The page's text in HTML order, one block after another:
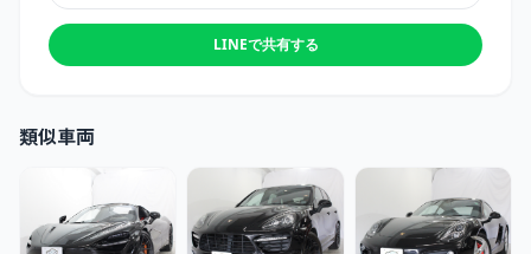
LINEで共有する
類似車両